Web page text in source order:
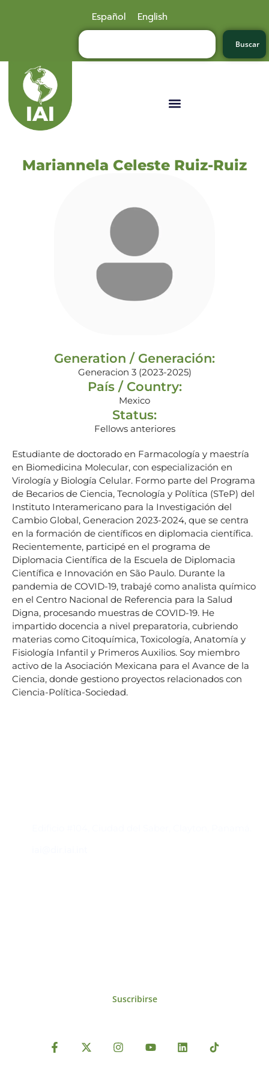
Español English
Buscar
Mariannela Celeste Ruiz-Ruiz
Generation / Generación:
Generacion 3 (2023-2025)
País / Country:
Mexico
Status:
Fellows anteriores
Estudiante de doctorado en Farmacología y maestría
en Biomedicina Molecular, con especialización en
Virología y Biología Celular. Formo parte del Programa
de Becarios de Ciencia, Tecnología y Política (STeP) del
Instituto Interamericano para la Investigación del
Cambio Global, Generacion 2023-2024, que se centra
en la formación de científicos en diplomacia científica.
Recientemente, participé en el programa de
Diplomacia Científica de la Escuela de Diplomacia
Científica e Innovación en São Paulo. Durante la
pandemia de COVID-19, trabajé como analista químico
en el Centro Nacional de Referencia para la Salud
Digna, procesando muestras de COVID-19. He
impartido docencia a nivel preparatoria, cubriendo
materias como Citoquímica, Toxicología, Anatomía y
Fisiología Infantil y Primeros Auxilios. Soy miembro
activo de la Asociación Mexicana para el Avance de la
Ciencia, donde gestiono proyectos relacionados con
Ciencia-Política-Sociedad.
Suscribirse